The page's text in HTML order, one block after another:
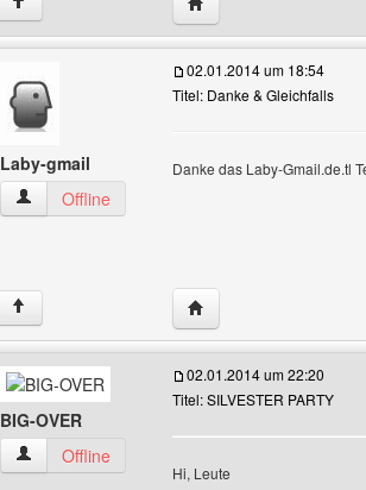
Laby-gmail
Laby-gmail Benutzer-Profile anzeigen
Offline
02.01.2014 um 18:54
Titel: Danke & Gleichfalls
Danke das Laby-Gmail.de.tl
↑ Website dieses
BIG-OVER
BIG-OVER Benutzer-Profile anzeigen
Offline
02.01.2014 um 22:20
Titel: SILVESTER PARTY
Hi, Leute